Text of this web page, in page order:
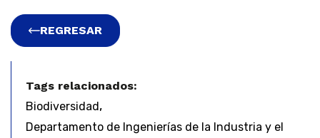
REGRESAR
Tags relacionados:
Biodiversidad,
Departamento de Ingenierías de la Industria y el